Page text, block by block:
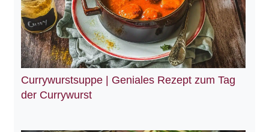
Currywurstsuppe | Geniales Rezept zum Tag
der Currywurst